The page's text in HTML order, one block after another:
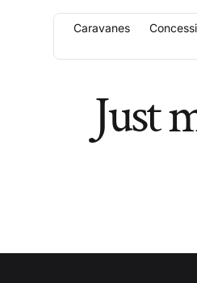
Caravanes
Just